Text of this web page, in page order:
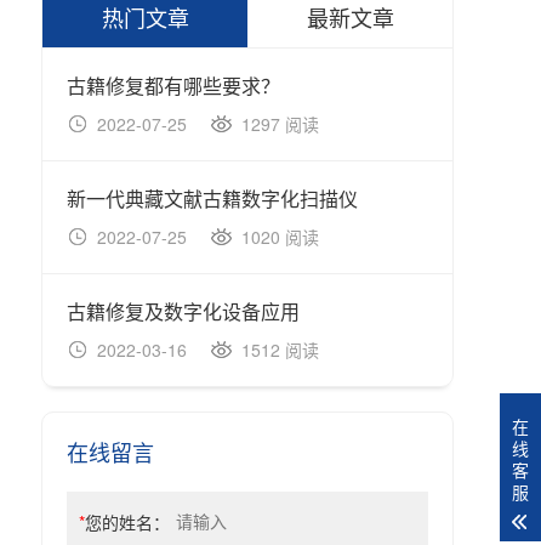
热门文章 最新文章
古籍修复都有哪些要求？
2022-07-25 1297 阅读
新一代典藏文献古籍数字化扫描仪
2022-07-25 1020 阅读
古籍修复及数字化设备应用
2022-03-16 1512 阅读
在线留言
*您的姓名：
在
线
客
服